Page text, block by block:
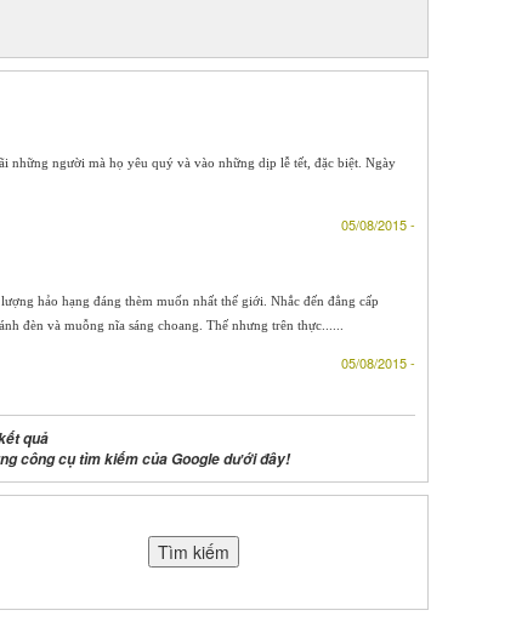
những người mà họ yêu quý và vào những dịp lễ tết, đặc biệt. Ngày
05/08/2015 -
hảo hạng đáng thèm muốn nhất thế giới. Nhắc đến đẳng cấp
đèn và muỗng nĩa sáng choang. Thế nhưng trên thực......
05/08/2015 -
quả
công cụ tìm kiếm của Google dưới đây!